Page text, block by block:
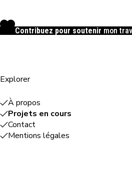
Contribuez pour soutenir mon
Explorer
À propos
Projets en cours
Contact
Mentions légales